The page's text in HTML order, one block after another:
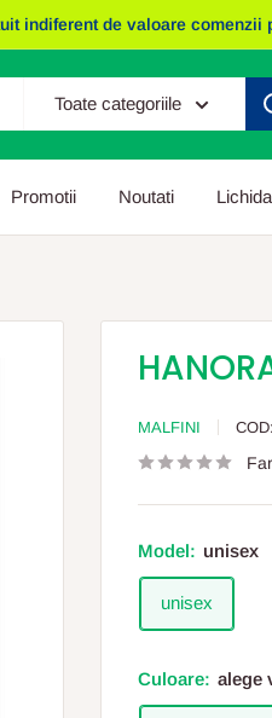
indiferent de valoare
Toate categoriile
Promotii Noutati
MALFINI COD:
Model: unisex
unisex
Culoare: alege